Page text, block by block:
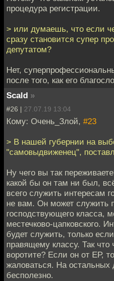
процедура регистрации.
> или думаешь, что если
сразу становится супер
депутатом?
Нет,
после того, как его
Scald »
#26 | 27.07.19 13:04
Кому: Очень_Злой, #23
> В нашей губернии на
"самовыдвиженец",
Ну чего вы так
какой бы он там ни был,
всего служить интересам
не вам. Он может служить
господствующего класса,
местечково-цапковского.
будет служить, только
правящему классу. Так что
воротите? Если он от ЕР,
жаловаться. На остальных
бесполезно.